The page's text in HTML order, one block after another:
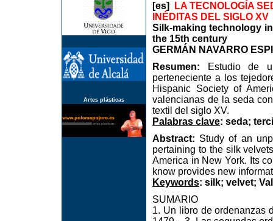
Artes plásticas
[es]
LA TECNOLOGÍA
INÉDITAS DEL SIGLO XV
Silk-making technology
the 15th century
GERMÁN NAVARRO
Resumen: Estudio de
perteneciente a los
Hispanic Society of
valencianas de la seda
textil del siglo XV.
Palabras clave: seda;
Abstract: Study of an
pertaining to the silk
America in New York. Its
know provides new
Keywords: silk; velvet;
SUMARIO
1. Un libro de ordenanzas